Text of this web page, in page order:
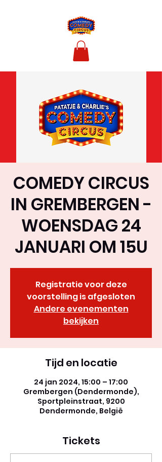
COMEDY CIRCUS
IN GREMBERGEN -
WOENSDAG 24
JANUARI OM 15U
Registratie voor deze
voorstelling is afgesloten
Andere evenementen
bekijken
Tijd en locatie
24 jan 2024, 15:00 – 17:00
Grembergen (Dendermonde),
Sportpleinstraat, 9200
Dendermonde, België
Tickets